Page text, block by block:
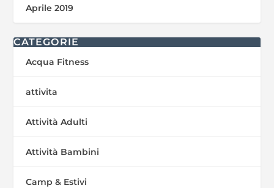
Aprile 2019
CATEGORIE
Acqua Fitness
attivita
Attività Adulti
Attività Bambini
Camp & Estivi